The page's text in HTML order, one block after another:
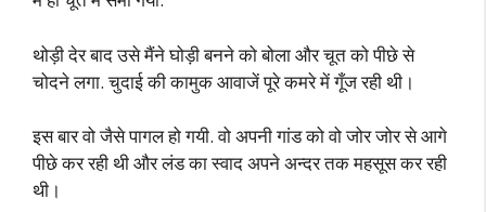
थोड़ी देर बाद उसे मैंने घोड़ी बनने को बोला और चूत को पीछे से
चोदने लगा. चुदाई की कामुक आवाजें पूरे कमरे में गूँज रही थी।
इस बार वो जैसे पागल हो गयी. वो अपनी गांड को वो जोर जोर से आगे
पीछे कर रही थी और लंड का स्वाद अपने अन्दर तक महसूस कर रही
थी।